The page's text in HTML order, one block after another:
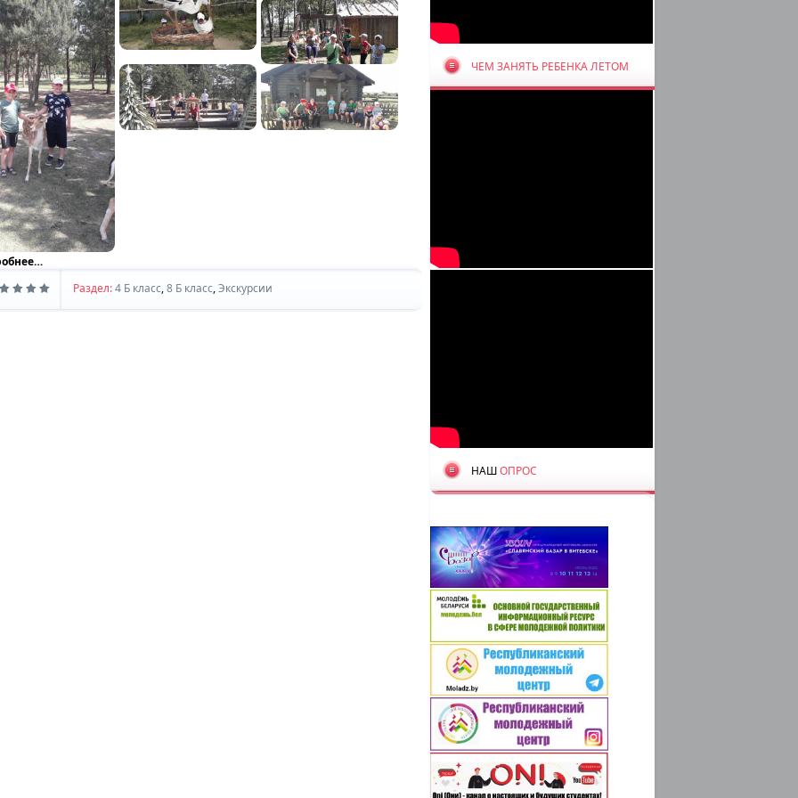
ЧЕМ ЗАНЯТЬ РЕБЕНКА ЛЕТОМ
НАШОПРОС
Раздел:4 Б класс,8 Б класс,Экскурсии